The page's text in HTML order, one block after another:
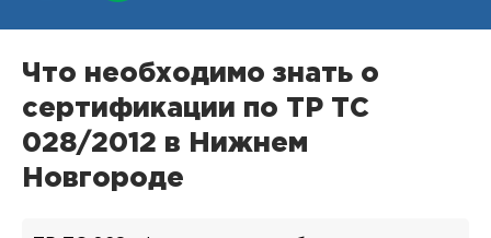
Что необходимо знать о
сертификации по ТР ТС
028/2012 в Нижнем
Новгороде